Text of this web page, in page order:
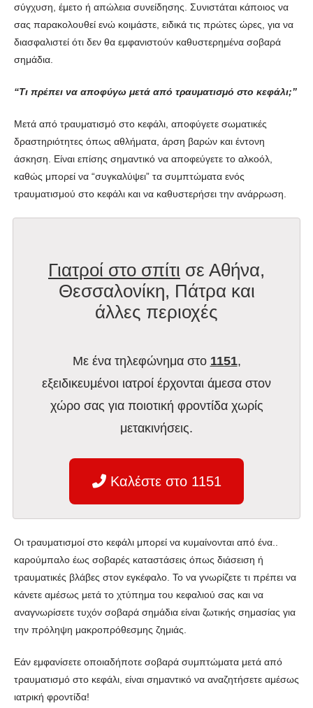
σύγχυση, έμετο ή απώλεια συνείδησης. Συνιστάται κάποιος να
σας παρακολουθεί ενώ κοιμάστε, ειδικά τις πρώτες ώρες, για να
διασφαλιστεί ότι δεν θα εμφανιστούν καθυστερημένα σοβαρά
σημάδια.
“Τι πρέπει να αποφύγω μετά από τραυματισμό στο κεφάλι;”
Μετά από τραυματισμό στο κεφάλι, αποφύγετε σωματικές
δραστηριότητες όπως αθλήματα, άρση βαρών και έντονη
άσκηση. Είναι επίσης σημαντικό να αποφεύγετε το αλκοόλ,
καθώς μπορεί να “συγκαλύψει” τα συμπτώματα ενός
τραυματισμού στο κεφάλι και να καθυστερήσει την ανάρρωση.
Γιατροί στο σπίτι σε Αθήνα,
Θεσσαλονίκη, Πάτρα και
άλλες περιοχές
Με ένα τηλεφώνημα στο 1151,
εξειδικευμένοι ιατροί έρχονται άμεσα στον
χώρο σας για ποιοτική φροντίδα χωρίς
μετακινήσεις.
Καλέστε στο 1151
Οι τραυματισμοί στο κεφάλι μπορεί να κυμαίνονται από ένα..
καρούμπαλο έως σοβαρές καταστάσεις όπως διάσειση ή
τραυματικές βλάβες στον εγκέφαλο. Το να γνωρίζετε τι πρέπει να
κάνετε αμέσως μετά το χτύπημα του κεφαλιού σας και να
αναγνωρίσετε τυχόν σοβαρά σημάδια είναι ζωτικής σημασίας για
την πρόληψη μακροπρόθεσμης ζημιάς.
Εάν εμφανίσετε οποιαδήποτε σοβαρά συμπτώματα μετά από
τραυματισμό στο κεφάλι, είναι σημαντικό να αναζητήσετε αμέσως
ιατρική φροντίδα!